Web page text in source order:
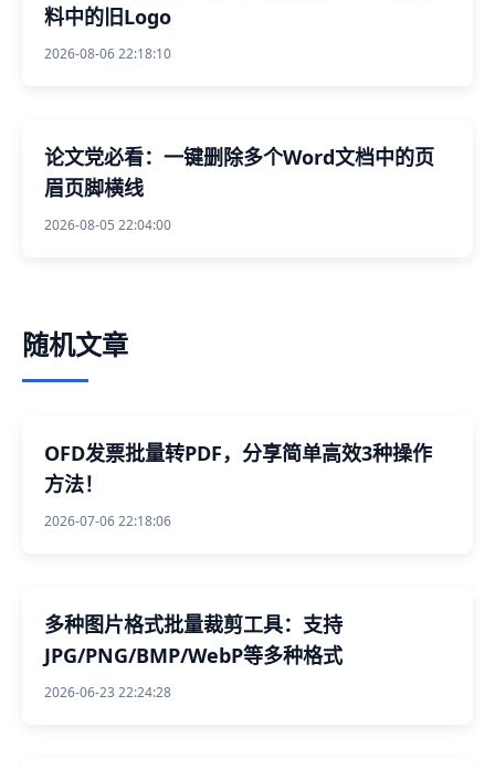
料中的旧Logo
2026-08-06 22:18:10
论文党必看：一键删除多个Word文档中的页
眉页脚横线
2026-08-05 22:04:00
随机文章
OFD发票批量转PDF，分享简单高效3种操作
方法！
2026-07-06 22:18:06
多种图片格式批量裁剪工具：支持
JPG/PNG/BMP/WebP等多种格式
2026-06-23 22:24:28